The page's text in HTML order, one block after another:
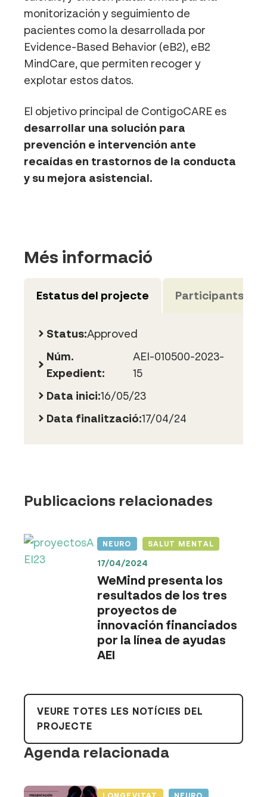
monitorización y seguimiento de
pacientes como la desarrollada por
Evidence-Based Behavior (eB2), eB2
MindCare, que permiten recoger y
explotar estos datos.
El objetivo principal de ContigoCARE es
desarrollar una solución para
prevención e intervención ante
recaídas en trastornos de la conducta
y su mejora asistencial.
Més informació
Estatus del projecte Participants
Status:Approved
Núm.
Expedient:
AEI-010500-2023-
15
Data inici:16/05/23
Data finalització:17/04/24
Publicacions relacionades
NEURO SALUT MENTAL
17/04/2024
WeMind presenta los
resultados de los tres
proyectos de
innovación financiados
por la línea de ayudas
AEI
VEURE TOTES LES NOTÍCIES DEL
PROJECTE
Agenda relacionada